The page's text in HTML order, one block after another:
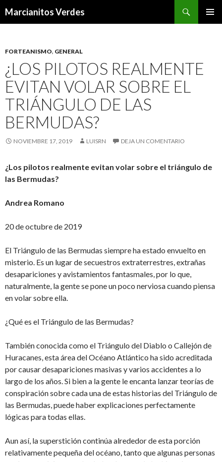
Marcianitos Verdes
FORTEANISMO, GENERAL
¿LOS PILOTOS REALMENTE
EVITAN VOLAR SOBRE EL
TRIÁNGULO DE LAS
BERMUDAS?
NOVIEMBRE 17, 2019 LUISRN DEJA UN COMENTARIO
¿Los pilotos realmente evitan volar sobre el triángulo de
las Bermudas?
Andrea Romano
20 de octubre de 2019
El Triángulo de las Bermudas siempre ha estado envuelto en
misterio. Es un lugar de secuestros extraterrestres, extrañas
desapariciones y avistamientos fantasmales, por lo que,
naturalmente, la gente se pone un poco nerviosa cuando piensa
en volar sobre ella.
¿Qué es el Triángulo de las Bermudas?
También conocida como el Triángulo del Diablo o Callejón de
Huracanes, esta área del Océano Atlántico ha sido acreditada
por causar desapariciones masivas y varios accidentes a lo
largo de los años. Si bien a la gente le encanta lanzar teorías de
conspiración sobre cada una de estas historias del Triángulo de
las Bermudas, puede haber explicaciones perfectamente
lógicas para todas ellas.
Aun así, la superstición continúa alrededor de esta porción
relativamente pequeña del océano, tanto que algunas personas